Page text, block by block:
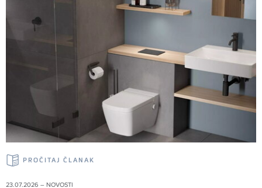
PROČITAJ ČLANAK
23.07.2026 – NOVOSTI